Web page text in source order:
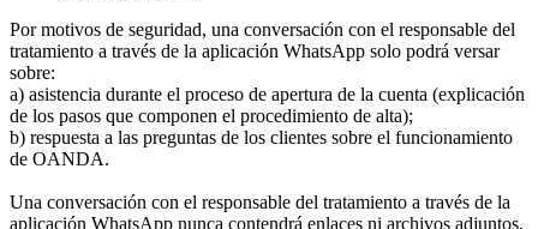
Por motivos de seguridad, una conversación con el responsable del
tratamiento a través de la aplicación WhatsApp solo podrá versar
sobre:
a) asistencia durante el proceso de apertura de la cuenta (explicación
de los pasos que componen el procedimiento de alta);
b) respuesta a las preguntas de los clientes sobre el funcionamiento
de OANDA.
Una conversación con el responsable del tratamiento a través de la
aplicación WhatsApp nunca contendrá enlaces ni archivos adjuntos,